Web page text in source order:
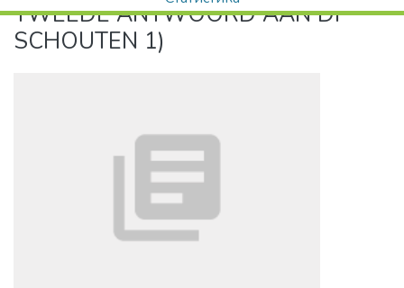
TWEEDE ANTWOORD AAN Dr
SCHOUTEN 1)